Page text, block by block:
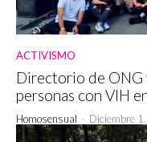
ACTIVISMO
Directorio de ONG
personas con VIH
Homosensual - Diciembre